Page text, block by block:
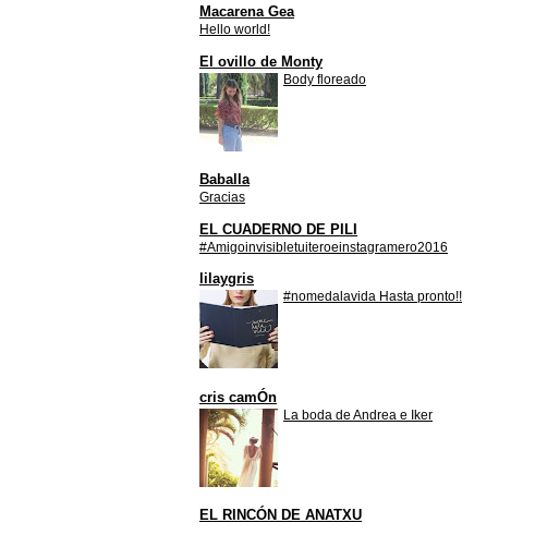
Macarena Gea
Hello world!
El ovillo de Monty
Body floreado
Baballa
Gracias
EL CUADERNO DE PILI
#Amigoinvisibletuiteroeinstagramero2016
lilaygris
#nomedalavida Hasta pronto!!
cris camÓn
La boda de Andrea e Iker
EL RINCÓN DE ANATXU